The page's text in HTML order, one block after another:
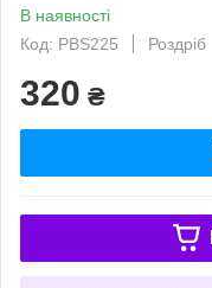
В наявності
Код: PBS225
Роздріб
320 ₴